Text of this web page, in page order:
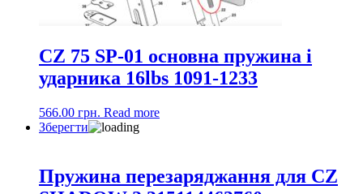
CZ 75 SP-01 основна пружина і
ударника 16lbs 1091-1233
566.00 грн. Read more
Зберегти
Пружина перезаряджання для CZ